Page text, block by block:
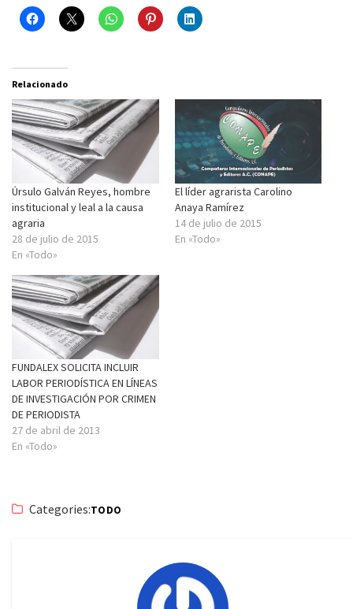
Relacionado
Úrsulo Galván Reyes, hombre
institucional y leal a la causa
agraria
28 de julio de 2015
En «Todo»
El líder agrarista Carolino
Anaya Ramírez
14 de julio de 2015
En «Todo»
FUNDALEX SOLICITA INCLUIR
LABOR PERIODÍSTICA EN LÍNEAS
DE INVESTIGACIÓN POR CRIMEN
DE PERIODISTA
27 de abril de 2013
En «Todo»
Categories:TODO